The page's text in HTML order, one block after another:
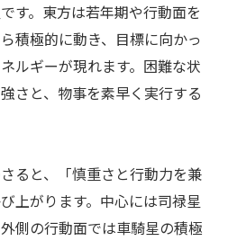
す。東方は若年期や行動面を
積極的に動き、目標に向かっ
ルギーが現れます。困難な状
さと、物事を素早く実行する
ると、「慎重さと行動力を兼
上がります。中心には司禄星
側の行動面では車騎星の積極